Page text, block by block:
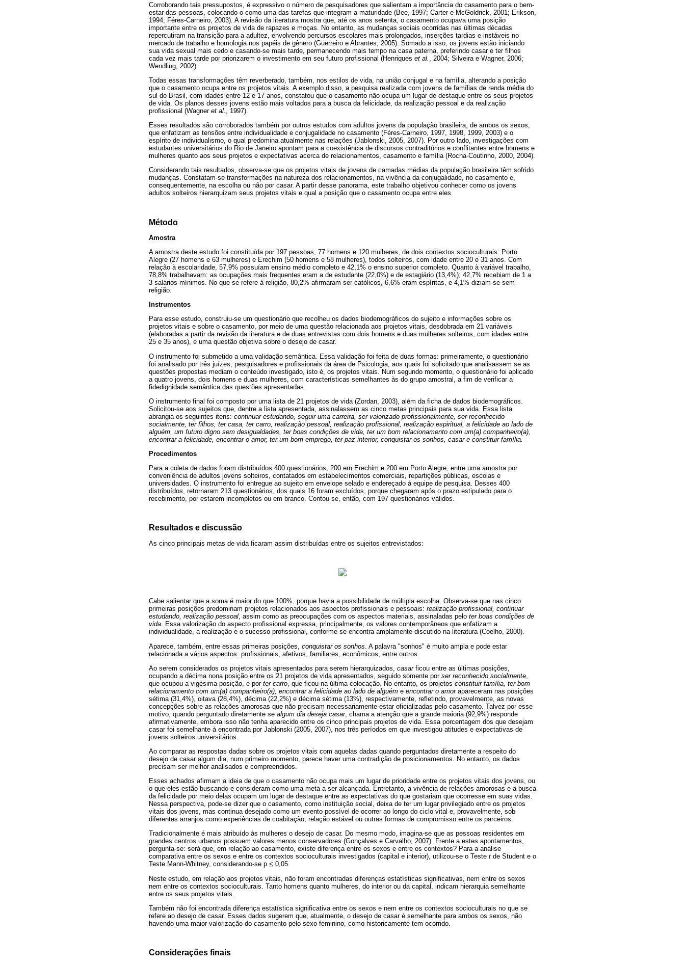
Corroborando tais pressupostos, é expressivo o número de pesquisadores que salientam a importância do casamento para o bem-
estar das pessoas, colocando-o como uma das tarefas que integram a maturidade (Bee, 1997; Carter e McGoldrick, 2001; Erikson,
1994; Féres-Carneiro, 2003). A revisão da literatura mostra que, até os anos setenta, o casamento ocupava uma posição
importante entre os projetos de vida de rapazes e moças. No entanto, as mudanças sociais ocorridas nas últimas décadas
repercutiram na transição para a adultez, envolvendo percursos escolares mais prolongados, inserções tardias e instáveis no
mercado de trabalho e homologia nos papéis de gênero (Guerreiro e Abrantes, 2005). Somado a isso, os jovens estão iniciando
sua vida sexual mais cedo e casando-se mais tarde, permanecendo mais tempo na casa paterna, preferindo casar e ter filhos
cada vez mais tarde por priorizarem o investimento em seu futuro profissional (Henriques et al.
, 2004; Silveira e Wagner, 2006;
Wendling, 2002).
Todas essas transformações têm reverberado, também, nos estilos de vida, na união conjugal e na família, alterando a posição
que o casamento ocupa entre os projetos vitais. A exemplo disso, a pesquisa realizada com jovens de famílias de renda média do
sul do Brasil, com idades entre 12 e 17 anos, constatou que o casamento não ocupa um lugar de destaque entre os seus projetos
de vida. Os planos desses jovens estão mais voltados para a busca da felicidade, da realização pessoal e da realização
profissional (Wagneret al.
, 1997).
Esses resultados são corroborados também por outros estudos com adultos jovens da população brasileira, de ambos os sexos,
que enfatizam as tensões entre individualidade e conjugalidade no casamento (Féres-Carneiro, 1997, 1998, 1999, 2003) e o
espírito de individualismo, o qual predomina atualmente nas relações (Jablonski, 2005, 2007). Por outro lado, investigações com
estudantes universitários do Rio de Janeiro apontam para a coexistência de discursos contraditórios e conflitantes entre homens e
mulheres quanto aos seus projetos e expectativas acerca de relacionamentos, casamento e família (Rocha-Coutinho, 2000, 2004).
Considerando tais resultados, observa-se que os projetos vitais de jovens de camadas médias da população brasileira têm sofrido
mudanças. Constatam-se transformações na natureza dos relacionamentos, na vivência da conjugalidade, no casamento e,
consequentemente, na escolha ou não por casar. A partir desse panorama, este trabalho objetivou conhecer como os jovens
adultos solteiros hierarquizam seus projetos vitais e qual a posição que o casamento ocupa entre eles.
Método
Amostra
A amostra deste estudo foi constituída por 197 pessoas, 77 homens e 120 mulheres, de dois contextos socioculturais: Porto
Alegre (27 homens e 63 mulheres) e Erechim (50 homens e 58 mulheres), todos solteiros, com idade entre 20 e 31 anos. Com
relação à escolaridade, 57,9% possuíam ensino médio completo e 42,1% o ensino superior completo. Quanto à variável trabalho,
78,8% trabalhavam: as ocupações mais frequentes eram a de estudante (22,0%) e de estagiário (13,4%); 42,7% recebiam de 1 a
3 salários mínimos. No que se refere à religião, 80,2% afirmaram ser católicos, 6,6% eram espíritas, e 4,1% diziam-se sem
religião.
Instrumentos
Para esse estudo, construiu-se um questionário que recolheu os dados biodemográficos do sujeito e informações sobre os
projetos vitais e sobre o casamento, por meio de uma questão relacionada aos projetos vitais, desdobrada em 21 variáveis
(elaboradas a partir da revisão da literatura e de duas entrevistas com dois homens e duas mulheres solteiros, com idades entre
25 e 35 anos), e uma questão objetiva sobre o desejo de casar.
O instrumento foi submetido a uma validação semântica. Essa validação foi feita de duas formas: primeiramente, o questionário
foi analisado por três juízes, pesquisadores e profissionais da área de Psicologia, aos quais foi solicitado que analisassem se as
questões propostas mediam o conteúdo investigado, isto é, os projetos vitais. Num segundo momento, o questionário foi aplicado
a quatro jovens, dois homens e duas mulheres, com características semelhantes às do grupo amostral, a fim de verificar a
fidedignidade semântica das questões apresentadas.
O instrumento final foi composto por uma lista de 21 projetos de vida (Zordan, 2003), além da ficha de dados biodemográficos.
Solicitou-se aos sujeitos que, dentre a lista apresentada, assinalassem as cinco metas principais para sua vida. Essa lista
abrangia os seguintes itens: continuar estudando, seguir uma carreira, ser valorizado profissionalmente, ser reconhecido
socialmente, ter filhos, ter casa, ter carro, realização pessoal, realização profissional, realização espiritual, a felicidade ao lado de
alguém, um futuro digno sem desigualdades, ter boas condições de vida, ter um bom relacionamento com um(a) companheiro(a),
encontrar a felicidade, encontrar o amor, ter um bom emprego, ter paz interior, conquistar os sonhos, casar e constituir família.
Procedimentos
Para a coleta de dados foram distribuídos 400 questionários, 200 em Erechim e 200 em Porto Alegre, entre uma amostra por
conveniência de adultos jovens solteiros, contatados em estabelecimentos comerciais, repartições públicas, escolas e
universidades. O instrumento foi entregue ao sujeito em envelope selado e endereçado à equipe de pesquisa. Desses 400
distribuídos, retornaram 213 questionários, dos quais 16 foram excluídos, porque chegaram após o prazo estipulado para o
recebimento, por estarem incompletos ou em branco. Contou-se, então, com 197 questionários válidos.
Resultados e discussão
As cinco principais metas de vida ficaram assim distribuídas entre os sujeitos entrevistados:
Cabe salientar que a soma é maior do que 100%, porque havia a possibilidade de múltipla escolha. Observa-se que nas cinco
primeiras posições predominam projetos relacionados aos aspectos profissionais e pessoais: realização profissional, continuar
estudando, realização pessoal, assim como as preocupações com os aspectos materiais, assinaladas pelo ter boas condições de
vida. Essa valorização do aspecto profissional expressa, principalmente, os valores contemporâneos que enfatizam a
individualidade, a realização e o sucesso profissional, conforme se encontra amplamente discutido na literatura (Coelho, 2000).
Aparece, também, entre essas primeiras posições, conquistar os sonhos . A palavra "sonhos" é muito ampla e pode estar
relacionada a vários aspectos: profissionais, afetivos, familiares, econômicos, entre outros.
Ao serem considerados os projetos vitais apresentados para serem hierarquizados, casar ficou entre as últimas posições,
ocupando a décima nona posição entre os 21 projetos de vida apresentados, seguido somente por ser reconhecido socialmente
que ocupou a vigésima posição, e por ter carro , que ficou na última colocação. No entanto, os projetos constituir família, ter bom
relacionamento com um(a) companheiro(a), encontrar a felicidade ao lado de alguém e encontrar o amorapareceram nas posições
sétima (31,4%), oitava (28,4%), décima (22,2%) e décima sétima (13%), respectivamente, refletindo, provavelmente, as novas
concepções sobre as relações amorosas que não precisam necessariamente estar oficializadas pelo casamento. Talvez por esse
motivo, quando perguntado diretamente se algum dia deseja casar, chama a atenção que a grande maioria (92,9%) responde
afirmativamente, embora isso não tenha aparecido entre os cinco principais projetos de vida. Essa porcentagem dos que desejam
casar foi semelhante à encontrada por Jablonski (2005, 2007), nos três períodos em que investigou atitudes e expectativas de
jovens solteiros universitários.
Ao comparar as respostas dadas sobre os projetos vitais com aquelas dadas quando perguntados diretamente a respeito do
desejo de casar algum dia, num primeiro momento, parece haver uma contradição de posicionamentos. No entanto, os dados
precisam ser melhor analisados e compreendidos.
Esses achados afirmam a ideia de que o casamento não ocupa mais um lugar de prioridade entre os projetos vitais dos jovens, ou
o que eles estão buscando e consideram como uma meta a ser alcançada. Entretanto, a vivência de relações amorosas e a busca
da felicidade por meio delas ocupam um lugar de destaque entre as expectativas do que gostariam que ocorresse em suas vidas.
Nessa perspectiva, pode-se dizer que o casamento, como instituição social, deixa de ter um lugar privilegiado entre os projetos
vitais dos jovens, mas continua desejado como um evento possível de ocorrer ao longo do ciclo vital e, provavelmente, sob
diferentes arranjos como experiências de coabitação, relação estável ou outras formas de compromisso entre os parceiros.
Tradicionalmente é mais atribuído às mulheres o desejo de casar. Do mesmo modo, imagina-se que as pessoas residentes em
grandes centros urbanos possuem valores menos conservadores (Gonçalves e Carvalho, 2007). Frente a estes apontamentos,
pergunta-se: será que, em relação ao casamento, existe diferença entre os sexos e entre os contextos? Para a análise
comparativa entre os sexos e entre os contextos socioculturais investigados (capital e interior), utilizou-se o Teste t de Student e o
Teste Mann-Whitney, considerando-se p < 0,05.
Neste estudo, em relação aos projetos vitais, não foram encontradas diferenças estatísticas significativas, nem entre os sexos
nem entre os contextos socioculturais. Tanto homens quanto mulheres, do interior ou da capital, indicam hierarquia semelhante
entre os seus projetos vitais.
Também não foi encontrada diferença estatística significativa entre os sexos e nem entre os contextos socioculturais no que se
refere ao desejo de casar. Esses dados sugerem que, atualmente, o desejo de casar é semelhante para ambos os sexos, não
havendo uma maior valorização do casamento pelo sexo feminino, como historicamente tem ocorrido.
Considerações finais